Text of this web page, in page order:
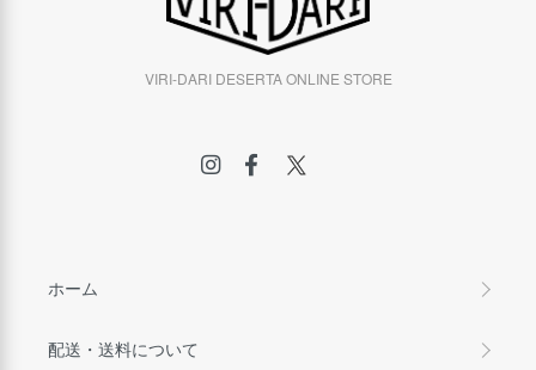
VIRI-DARI DESERTA ONLINE STORE
ホーム
配送・送料について